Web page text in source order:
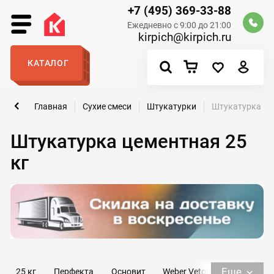
+7 (495) 369-33-88
Ежедневно с 9:00 до 21:00
kirpich@kirpich.ru
КАТАЛОГ
Штукатурка цементная 25
кг
Главная Сухие смеси Штукатурки Штукатурка
25 кг Перфекта Основит
Weber Vetonit